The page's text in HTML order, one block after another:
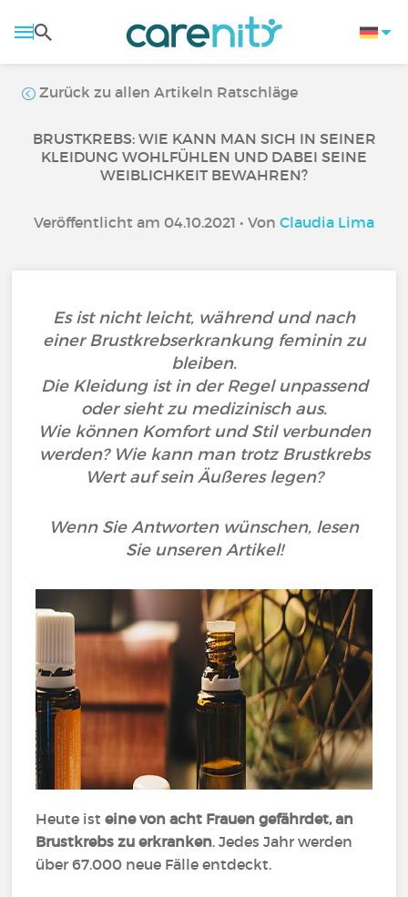
Zurück zu allen Artikeln Ratschläge
BRUSTKREBS: WIE KANN MAN SICH IN SEINER
KLEIDUNG WOHLFÜHLEN UND DABEI SEINE
WEIBLICHKEIT BEWAHREN?
Veröffentlicht am 04.10.2021 • Von Claudia Lima
Es ist nicht leicht, während und nach
einer Brustkrebserkrankung feminin zu
bleiben.
Die Kleidung ist in der Regel unpassend
oder sieht zu medizinisch aus.
Wie können Komfort und Stil verbunden
werden? Wie kann man trotz Brustkrebs
Wert auf sein Äußeres legen?
Wenn Sie Antworten wünschen, lesen
Sie unseren Artikel!
Heute isteine von acht Frauen gefährdet, an
Brustkrebs zu erkranken. Jedes Jahr werden
über 67.000 neue Fälle entdeckt.